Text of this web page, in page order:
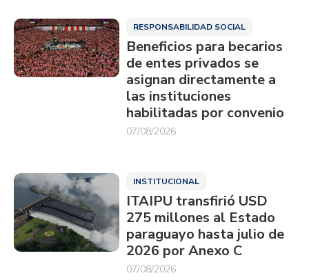
RESPONSABILIDAD SOCIAL
Beneficios para becarios
de entes privados se
asignan directamente a
las instituciones
habilitadas por convenio
07/08/2026
INSTITUCIONAL
ITAIPU transfirió USD
275 millones al Estado
paraguayo hasta julio de
2026 por Anexo C
07/08/2026